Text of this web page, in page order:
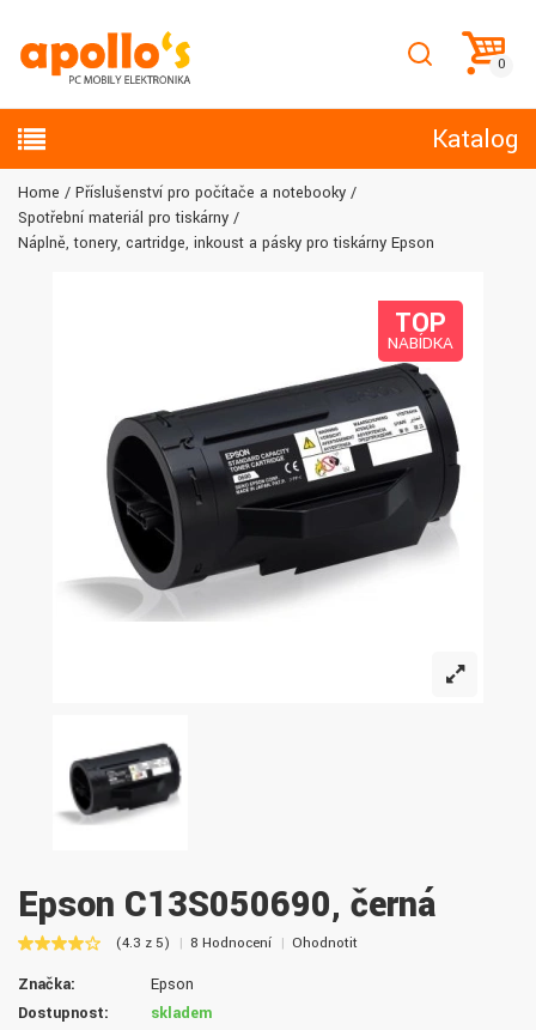
Katalog
Home
Příslušenství pro počítače a notebooky
Spotřební materiál pro tiskárny
Náplně, tonery, cartridge, inkoust a pásky pro tiskárny Epson
TOP
NABÍDKA
Epson C13S050690, černá
(4.3 z 5) 8 Hodnocení Ohodnotit
Značka:
Epson
Dostupnost:
skladem